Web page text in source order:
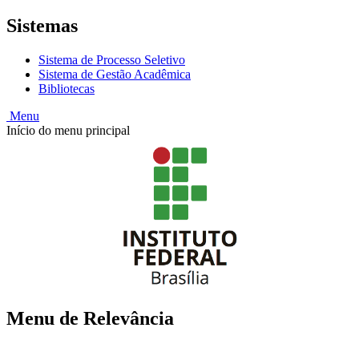
Sistemas
Sistema de Processo Seletivo
Sistema de Gestão Acadêmica
Bibliotecas
Menu
Início do menu principal
Menu de Relevância